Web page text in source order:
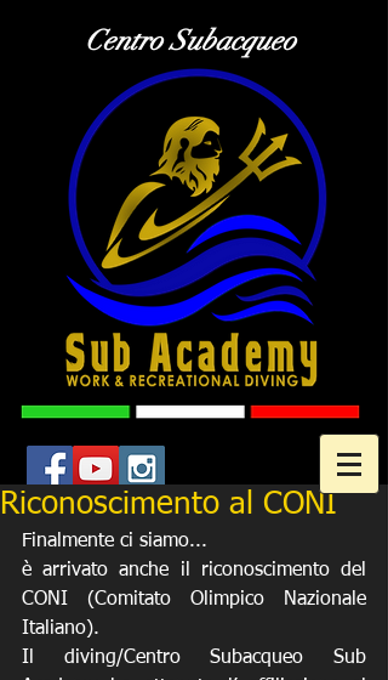
Centro Subacqueo
Riconoscimento al CONI
Finalmente ci siamo...
è arrivato anche il riconoscimento del
CONI (Comitato Olimpico Nazionale
Italiano).
Il diving/Centro Subacqueo Sub